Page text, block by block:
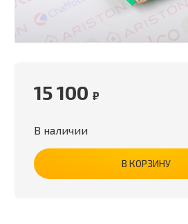
15 100 ₽
В наличии
В КОРЗИНУ